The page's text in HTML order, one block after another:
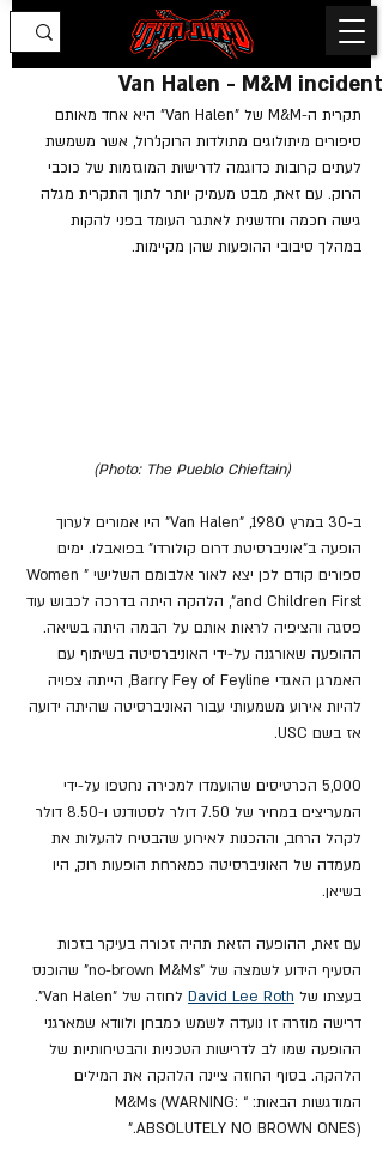
Van Halen - M&M incident
תקרית ה-M&M של "Van Halen" היא אחד מאותם
סיפורים מיתולוגים מתולדות הרוקנ'רול, אשר משמשת
לעתים קרובות כדוגמה לדרישות המוגזמות של כוכבי
הרוק. עם זאת, מבט מעמיק יותר לתוך התקרית מגלה
גישה חכמה וחדשנית לאתגר העומד בפני להקות
במהלך סיבובי ההופעות שהן מקיימות.
(Photo: The Pueblo Chieftain)
ב-30 במרץ 1980, "Van Halen" היו אמורים לערוך
הופעה ב"אוניברסיטת דרום קולורדו" בפואבלו. ימים
ספורים קודם לכן יצא לאור אלבומם השלישי "Women
and Children First", הלהקה היתה בדרכה לכבוש עוד
פסגה והציפיה לראות אותם על הבמה היתה בשיאה.
ההופעה שאורגנה על-ידי האוניברסיטה בשיתוף עם
האמרגן האגדי Barry Fey of Feyline, הייתה צפויה
להיות אירוע משמעותי עבור האוניברסיטה שהיתה ידועה
אז בשם USC.
5,000 הכרטיסים שהועמדו למכירה נחטפו על-ידי
המעריצים במחיר של 7.50 דולר לסטודנט ו-8.50 דולר
לקהל הרחב, וההכנות לאירוע שהבטיח להעלות את
מעמדה של האוניברסיטה כמארחת הופעות רוק, היו
בשיאן.
עם זאת, ההופעה הזאת תהיה זכורה בעיקר בזכות
הסעיף הידוע לשמצה של "no-brown M&Ms" שהוכנס
בעצתו של David Lee Roth
לחוזה של "Van Halen".
דרישה מוזרה זו נועדה לשמש כמבחן ולוודא שמארגני
ההופעה שמו לב לדרישות הטכניות והבטיחותיות של
הלהקה. בסוף החוזה ציינה הלהקה את המילים
המודגשות הבאות: “M&Ms (WARNING:
ABSOLUTELY NO BROWN ONES).”